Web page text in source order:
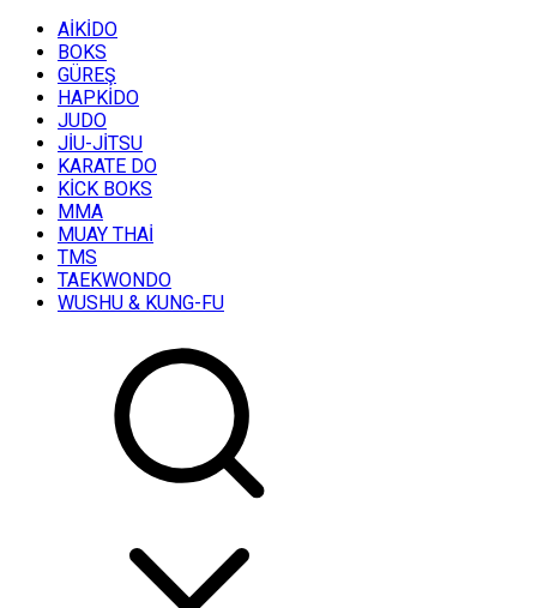
AİKİDO
BOKS
GÜREŞ
HAPKİDO
JUDO
JİU-JİTSU
KARATE DO
KİCK BOKS
MMA
MUAY THAİ
TMS
TAEKWONDO
WUSHU & KUNG-FU